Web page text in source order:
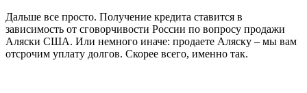
Дальше все просто. Получение кредита ставится в
зависимость от сговорчивости России по вопросу продажи
Аляски США. Или немного иначе: продаете Аляску – мы вам
отсрочим уплату долгов. Скорее всего, именно так.